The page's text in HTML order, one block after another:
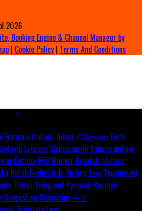
2026
Booking Engine & Channel Manager by
| Cookie Policy | Terms And Conditions
Français Italiano Dansk Ελληνικά Eesti
Lietuvių Latviešu Македонски Bahasa melayu
Čeština हिंदी Magyar Hrvatski Bahasa
Norsk Nederlands Türkçeไทย Українська
Polski Tiếng việt Русский Română
Slovenščina Slovenčina 中文